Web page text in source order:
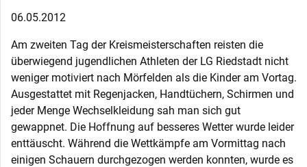
06.05.2012
Am zweiten Tag der Kreismeisterschaften reisten die
überwiegend jugendlichen Athleten der LG Riedstadt nicht
weniger motiviert nach Mörfelden als die Kinder am Vortag.
Ausgestattet mit Regenjacken, Handtüchern, Schirmen und
jeder Menge Wechselkleidung sah man sich gut
gewappnet. Die Hoffnung auf besseres Wetter wurde leider
enttäuscht. Während die Wettkämpfe am Vormittag nach
einigen Schauern durchgezogen werden konnten, wurde es